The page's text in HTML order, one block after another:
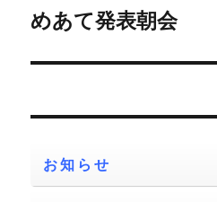
ゲ
ー
ン
次
投
めあて発表朝会
お知らせ